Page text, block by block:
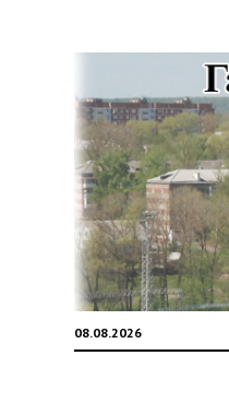
08.08.2026